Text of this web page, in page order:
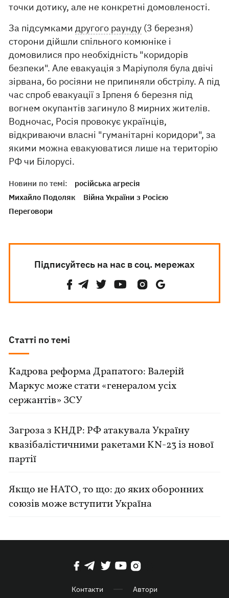
точки дотику, але не конкретні домовленості.
За підсумкамидругого раунду (3 березня)
сторони дійшли спільного комюніке і
домовилися про необхідність "коридорів
безпеки". Але евакуація з Маріуполя була двічі
зірвана, бо росіяни не припиняли обстрілу. А під
час спроб евакуації з Ірпеня 6 березня під
вогнем окупантів загинуло 8 мирних жителів.
Водночас, Росія провокує українців,
відкриваючи власні "гуманітарні коридори", за
якими можна евакуюватися лише на територію
РФ чи Білорусі.
Новини по темі:
російська агресія
Михайло Подоляк
Війна України з Росією
Переговори
Підписуйтесь на нас в соц. мережах
Статті по темі
Кадрова реформа Драпатого: Валерій
Маркус може стати «генералом усіх
сержантів» ЗСУ
Загроза з КНДР: РФ атакувала Україну
квазібалістичними ракетами KN-23 із нової
партії
Якщо не НАТО, то що: до яких оборонних
союзів може вступити Україна
Контакти Автори